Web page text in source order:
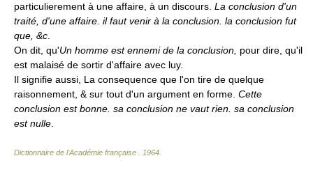
particulierement à une affaire, à un discours. La conclusion d'un
traité, d'une affaire. il faut venir à la conclusion. la conclusion fut
que, &c
On dit, qu'Un homme est ennemi de la conclusion, pour dire, qu'il
est malaisé de sortir d'affaire avec luy.
Il signifie aussi, La consequence que l'on tire de quelque
raisonnement, & sur tout d'un argument en forme. Cette
conclusion est bonne. sa conclusion ne vaut rien. sa conclusion
est nulle
Dictionnaire de l'Académie française 1964